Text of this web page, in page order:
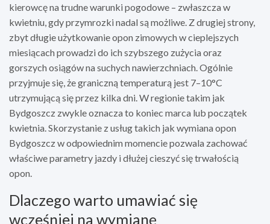
kierowcę na trudne warunki pogodowe – zwłaszcza w
kwietniu, gdy przymrozki nadal są możliwe. Z drugiej strony,
zbyt długie użytkowanie opon zimowych w cieplejszych
miesiącach prowadzi do ich szybszego zużycia oraz
gorszych osiągów na suchych nawierzchniach. Ogólnie
przyjmuje się, że graniczną temperaturą jest 7–10°C
utrzymującą się przez kilka dni. W regionie takim jak
Bydgoszcz zwykle oznacza to koniec marca lub początek
kwietnia. Skorzystanie z usług takich jak wymiana opon
Bydgoszcz w odpowiednim momencie pozwala zachować
właściwe parametry jazdy i dłużej cieszyć się trwałością
opon.
Dlaczego warto umawiać się
wcześniej na wymianę